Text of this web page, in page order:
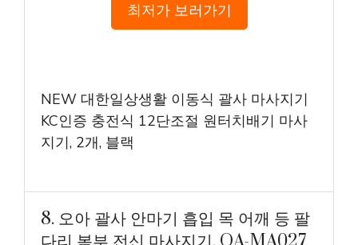
최저가 보러가기
NEW 대한일상생활 이동식 괄사 마사지기
KC인증 충전식 12단조절 원터치배기 마사
지기, 2개, 블랙
8. 오아 괄사 안마기 흡입 목 어깨 등 팔